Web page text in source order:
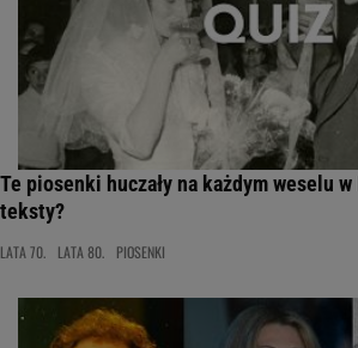
Te piosenki huczały na każdym weselu
teksty?
LATA 70. LATA 80. PIOSENKI